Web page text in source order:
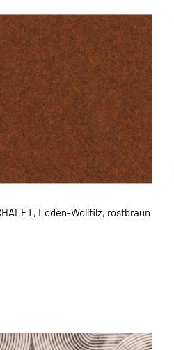
Loden-Wollfilz, rostbraun